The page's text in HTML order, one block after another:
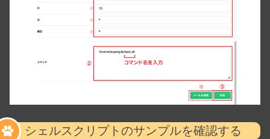
シェルスクリプトのサンプルを確認する